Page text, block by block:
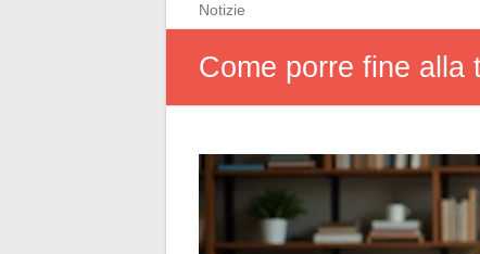
Notizie
Come porre fine alla